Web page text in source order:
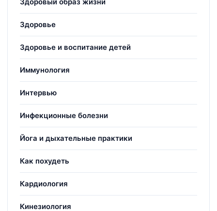
Здоровье
Здоровье и воспитание детей
Иммунология
Интервью
Инфекционные болезни
Йога и дыхательные практики
Как похудеть
Кардиология
Кинезиология